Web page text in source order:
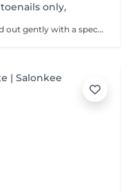
only,
The complete removal will be carried out gently with a special nail drill bit Included in the service : Shape and file nails.